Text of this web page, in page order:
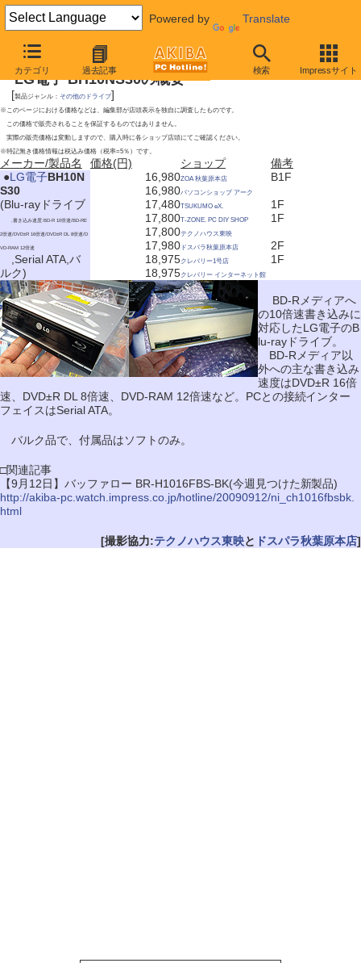
Powered by Translate
カテゴリ 過去記事 検索 Impressサイト
2009年10月31日号
LG電子 BH10NS30の概要
[製品ジャンル： その他のドライブ]
※このページにおける価格などは、編集部が店頭表示を独自に調査したものです。
この価格で販売されることを保証するものではありません。
実際の販売価格は変動しますので、購入時に各ショップ店頭にてご確認ください。
※特記無き価格情報は税込み価格（税率=5％）です。
メーカー/製品名 価格(円) ショップ
備考
●LG電子BH10N
S30
(Blu-rayドライブ
,書き込み速度:BD-R 10倍速/BD-RE
2倍速/DVD±R 16倍速/DVD±R DL 8倍速/D
VD-RAM 12倍速
,Serial ATA,バ
ルク)
16,980ZOA 秋葉原本店
B1F
16,980パソコンショップ アーク
17,480TSUKUMO eX.
1F
17,800T-ZONE. PC DIY SHOP
1F
17,800テクノハウス東映
17,980 ドスパラ秋葉原本店
2F
18,975クレバリー1号店
1F
18,975クレバリー インターネット館
BD-Rメディアへ
の10倍速書き込みに
対応したLG電子のB
lu-rayドライブ。
BD-Rメディア以
外への主な書き込み
速度はDVD±R 16倍
速、DVD±R DL 8倍速、DVD-RAM 12倍速など。PCとの接続インター
フェイスはSerial ATA。
バルク品で、付属品はソフトのみ。
□関連記事
【9月12日】バッファロー BR-H1016FBS-BK(今週見つけた新製品)
http://akiba-pc.watch.impress.co.jp/hotline/20090912/ni_ch1016fbsbk.
html
[撮影協力:テクノハウス東映と ドスパラ秋葉原本店]